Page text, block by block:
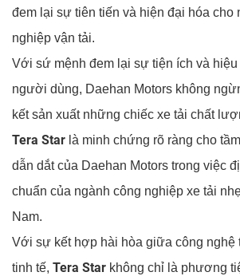
đem lại sự tiên tiến và hiện đại hóa cho
nghiệp vận tải.
Với sứ mệnh đem lại sự tiện ích và
người dùng, Daehan Motors không
kết sản xuất những chiếc xe tải chất
Tera Star là minh chứng rõ ràng cho
dẫn dắt của Daehan Motors trong việc
chuẩn của ngành công nghiệp xe tải
Nam.
Với sự kết hợp hài hòa giữa công nghệ
tinh tế, Tera Star không chỉ là phương